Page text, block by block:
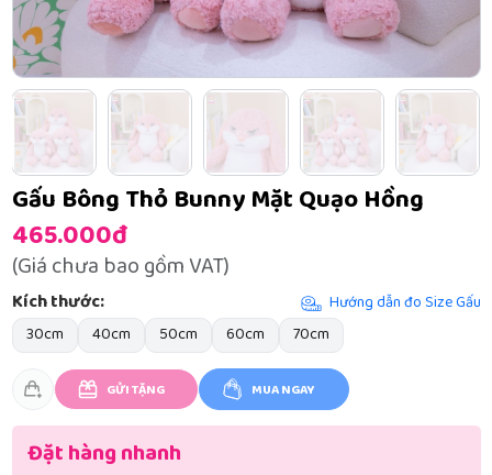
Gấu Bông Thỏ Bunny Mặt Quạo Hồng
465.000đ
(Giá chưa bao gồm VAT)
Kích thước:
Hướng dẫn đo Size Gấu
30cm
40cm 50cm 60cm 70cm
GỬI TẶNG MUA NGAY
Đặt hàng nhanh